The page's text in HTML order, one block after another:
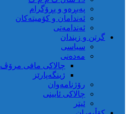
پەیڕەو و پڕۆگرام
ئەندامان و کۆمیتەکان
ئەندامەتی
گرتن و زیندان
سیاسی
مەدەنی
چالاکی مافی مرۆڤ
ژینگەپارێز
رۆژنامەوان
چالاکی ئایینی
ئیتر